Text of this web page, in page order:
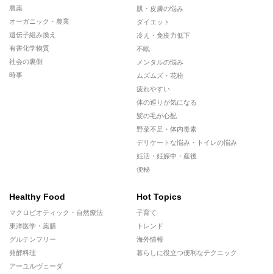
農薬
オーガニック・農業
遺伝子組み換え
有害化学物質
社会の裏側
時事
肌・皮膚の悩み
ダイエット
冷え・免疫力低下
不眠
メンタルの悩み
ムズムズ・花粉
疲れやすい
体の巡りが気になる
髪の毛が心配
野菜不足・体内毒素
デリケートな悩み・トイレの悩み
妊活・妊娠中・産後
便秘
Healthy Food
マクロビオティック・自然療法
東洋医学・薬膳
グルテンフリー
発酵料理
アーユルヴェーダ
Hot Topics
子育て
トレンド
海外情報
暮らしに役立つ便利なテクニック